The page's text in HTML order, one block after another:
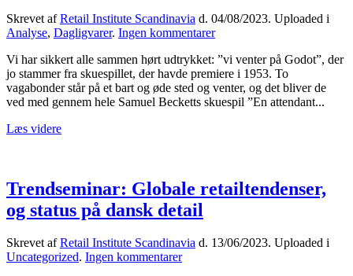
Skrevet afRetail Institute Scandinavia d. 04/08/2023. Uploaded i
Analyse, Dagligvarer. Ingen kommentarertil
Ny
coopkæde
har
potentiale,
Vi har sikkert alle sammen hørt udtrykket: ”vi venter på Godot”, der
jo stammer fra skuespillet, der havde premiere i 1953. To
vagabonder står på et bart og øde sted og venter, og det bliver de
ved med gennem hele Samuel Becketts skuespil ”En attendant...
Læs videre
Trendseminar: Globale retailtendenser,
og status på dansk detail
Skrevet afRetail Institute Scandinavia d. 13/06/2023. Uploaded i
Uncategorized. Ingen kommentarertil